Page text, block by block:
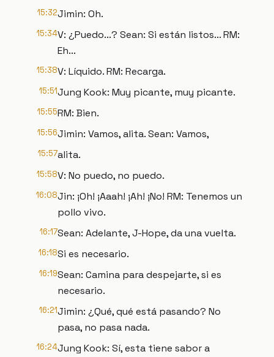
15:32Jimin: Oh.
15:34V: ¿Puedo...? Sean: Si están listos... RM:
Eh...
15:38V: Líquido. RM: Recarga.
15:51Jung Kook: Muy picante, muy picante.
15:55RM: Bien.
15:56Jimin: Vamos, alita. Sean: Vamos,
15:57alita.
15:58V: No puedo, no puedo.
16:08Jin: ¡Oh! ¡Aaah! ¡Ah! ¡No! RM: Tenemos un
pollo vivo.
16:17Sean: Adelante, J-Hope, da una vuelta.
16:18Si es necesario.
16:19Sean: Camina para despejarte, si es
necesario.
16:21Jimin: ¿Qué, qué está pasando? No
pasa, no pasa nada.
16:24Jung Kook: Sí, esta tiene sabor a